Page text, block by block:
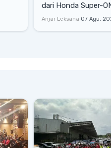
dari Honda Super-ONE
Harga
Anjar Leksana 07 Agu,